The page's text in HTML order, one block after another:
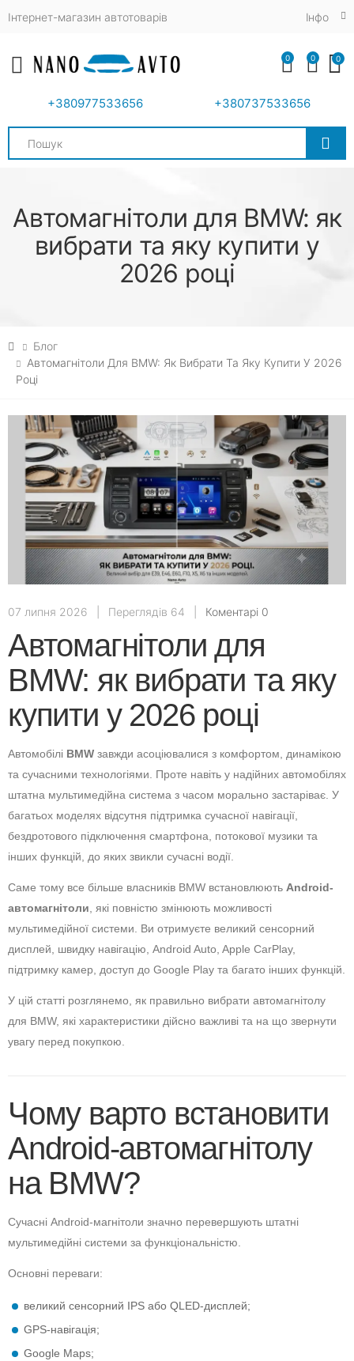
Інтернет-магазин автотоварів Iнфо
Toggle mobile menu
+380977533656 +380737533656
Search
0 0 0
Автомагнітоли для BMW: як
вибрати та яку купити у
2026 році
Блог
Автомагнітоли Для BMW: Як Вибрати Та Яку Купити У 2026
Році
07 липня 2026 Переглядів 64 Коментарі 0
Автомагнітоли для
BMW: як вибрати та яку
купити у 2026 році
Автомобілі BMW завжди асоціювалися з комфортом, динамікою
та сучасними технологіями. Проте навіть у надійних автомобілях
штатна мультимедійна система з часом морально застаріває. У
багатьох моделях відсутня підтримка сучасної навігації,
бездротового підключення смартфона, потокової музики та
інших функцій, до яких звикли сучасні водії.
Саме тому все більше власників BMW встановлюють Android-
автомагнітоли , які повністю змінюють можливості
мультимедійної системи. Ви отримуєте великий сенсорний
дисплей, швидку навігацію, Android Auto, Apple CarPlay,
підтримку камер, доступ до Google Play та багато інших функцій.
У цій статті розглянемо, як правильно вибрати автомагнітолу
для BMW, які характеристики дійсно важливі та на що звернути
увагу перед покупкою.
Чому варто встановити
Android-автомагнітолу
на BMW?
Сучасні Android-магнітоли значно перевершують штатні
мультимедійні системи за функціональністю.
Основні переваги:
великий сенсорний IPS або QLED-дисплей;
GPS-навігація;
Google Maps;